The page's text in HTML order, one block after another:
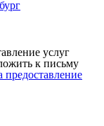
услуг
к письму
предоставление